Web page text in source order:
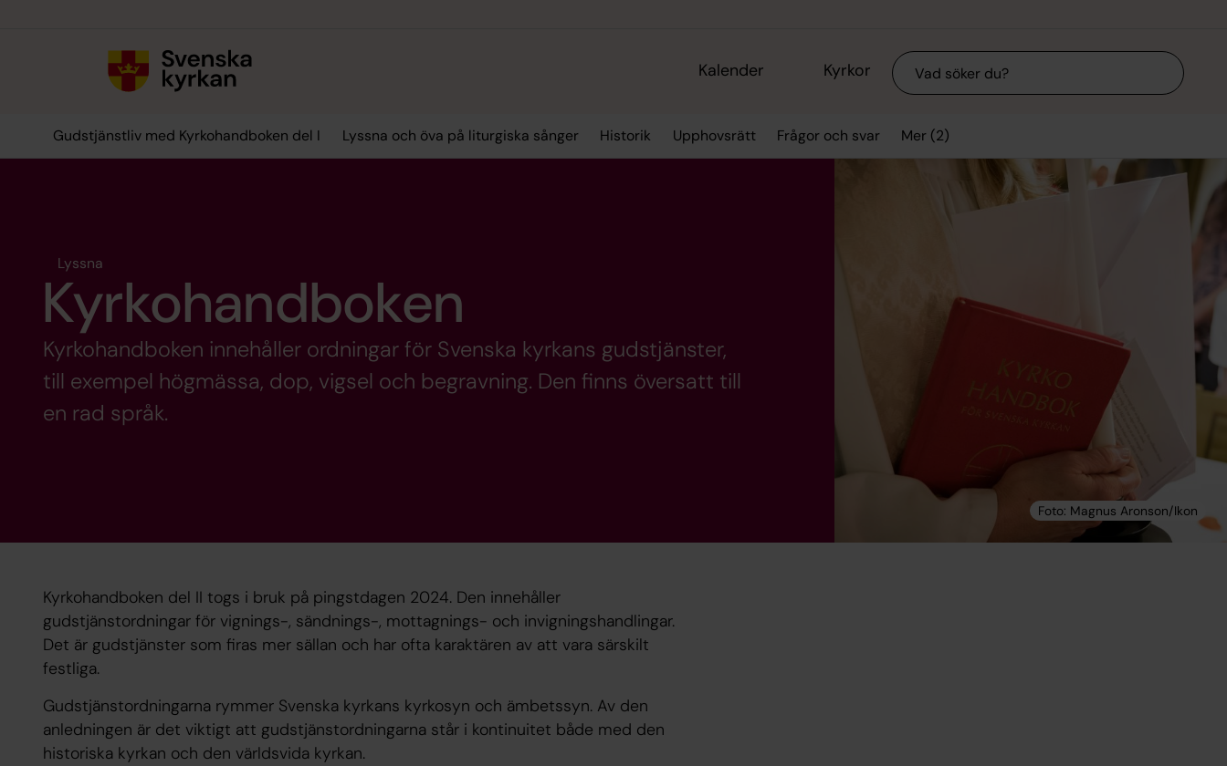
Kalender Kyrkor Sök
Gudstjänstliv med Kyrkohandboken del I Lyssna och öva på liturgiska sånger Historik Upphovsrätt Frågor och svar Mer (2)
Lyssna
Kyrkohandboken
Kyrkohandboken innehåller ordningar för Svenska kyrkans gudstjänster,
till exempel högmässa, dop, vigsel och begravning. Den finns översatt till
en rad språk.
Kyrkohandboken del II togs i bruk på pingstdagen 2024. Den innehåller
gudstjänstordningar för vignings-, sändnings-, mottagnings- och invigningshandlingar.
Det är gudstjänster som firas mer sällan och har ofta karaktären av att vara särskilt
festliga.
Gudstjänstordningarna rymmer Svenska kyrkans kyrkosyn och ämbetssyn. Av den
anledning­en är det viktigt att gudstjänstordningarna står i kontinuitet både med den
historiska kyrkan och den världsvida kyrkan.